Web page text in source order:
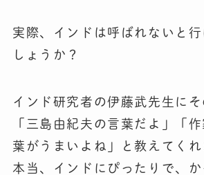
実際、インドは呼ばれないと
しょうか？
インド研究者の伊藤武先生にそ
「三島由紀夫の言葉だよ」「
葉がうまいよね」と教えてくれ
本当、インドにぴったりで、